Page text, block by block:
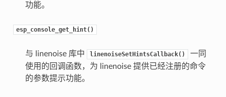
功能。
esp_console_get_hint()
与 linenoise 库中 linenoiseSetHintsCallback()
一同
使用的回调函数，为 linenoise 提供已经注册的命令
的参数提示功能。